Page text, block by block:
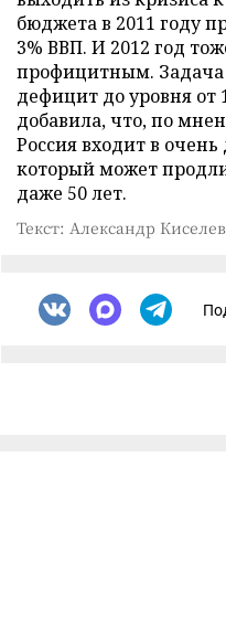
бюджета в 2011 году
3% ВВП. И 2012 год
профицитным.
дефицит до уровня от
добавила, что, по
Россия входит в
который может
даже 50 лет.
Текст: Александр Киселев